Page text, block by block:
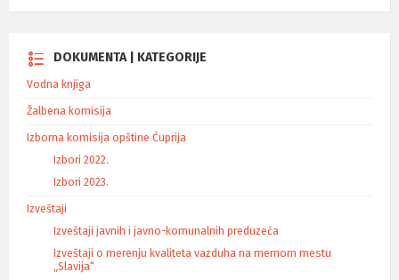
DOKUMENTA | KATEGORIJE
Vodna knjiga
Žalbena komisija
Izborna komisija opštine Ćuprija
Izbori 2022.
Izbori 2023.
Izveštaji
Izveštaji javnih i javno-komunalnih preduzeća
Izveštaji o merenju kvaliteta vazduha na mernom mestu
„Slavija“